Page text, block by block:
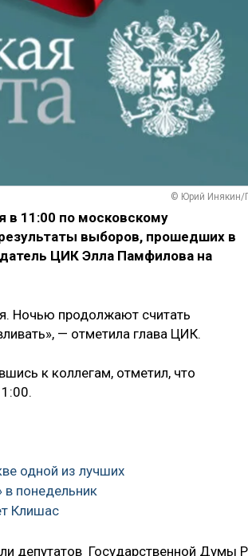
© Юрий Инякин/
в 11:00 по московскому
выборов, прошедших в
ЦИК Элла Памфилова на
Ночью продолжают считать
— отметила глава ЦИК.
к коллегам, отметил, что
одной из лучших
в понедельник
Клишас
депутатов Государственной Думы